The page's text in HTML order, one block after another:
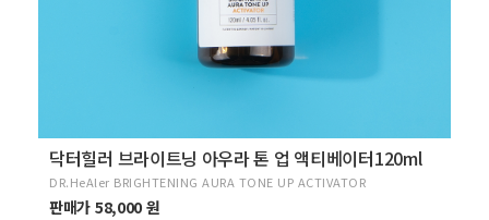
닥터힐러 브라이트닝 아우라 톤 업 액티베이터120ml
DR.HeAler BRIGHTENING AURA TONE UP ACTIVATOR
판매가 58,000 원